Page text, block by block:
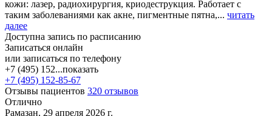
кожи: лазер, радиохирургия, криодеструкция. Работает с
таким заболеваниями как акне, пигментные пятна,... читать
далее
Доступна запись по расписанию
Записаться онлайн
или записаться по телефону
+7 (495) 152...показать
+7 (495) 152-85-67
Отзывы пациентов 320 отзывов
Отлично
Рамазан, 29 апреля 2026 г.